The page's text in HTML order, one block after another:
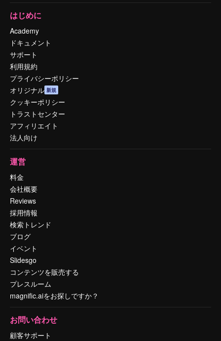
はじめに
Academy
ドキュメント
サポート
利用規約
プライバシーポリシー
オリジナル 新規
クッキーポリシー
トラストセンター
アフィリエイト
法人向け
運営
料金
会社概要
Reviews
採用情報
検索トレンド
ブログ
イベント
Slidesgo
コンテンツを販売する
プレスルーム
magnific.aiをお探しですか？
お問い合わせ
顧客サポート